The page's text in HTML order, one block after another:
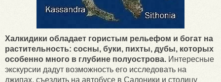
Халкидики обладает гористым рельефом и богат на
растительность: сосны, буки, пихты, дубы, которых
особенно много в глубине полуострова. Интересные
экскурсии дадут возможность его исследовать на
джипах, съездить на автобусе в Салоники и столицу